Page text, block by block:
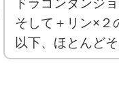
ドラゴンダンジ
そして＋リン×２
以下、ほとんど